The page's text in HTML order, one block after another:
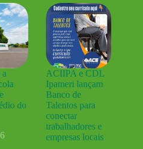
a
do
ACIIPA e CDL
Ipameri lançam
Banco de
Talentos para
conectar
trabalhadores e
empresas locais